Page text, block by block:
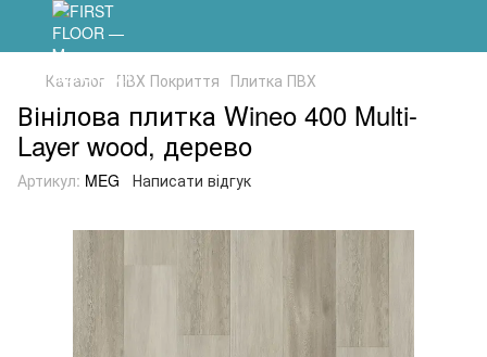
Каталог ПВХ Покриття Плитка ПВХ
Вінілова плитка Wineo 400 Multi-
Layer wood, дерево
Артикул: MEG Написати відгук